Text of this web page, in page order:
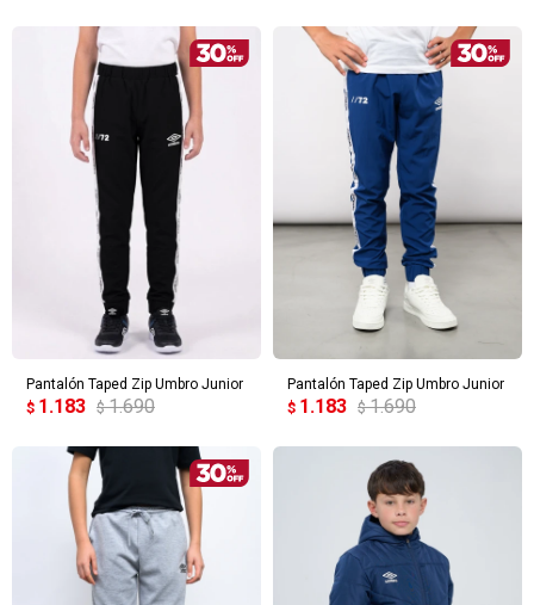
Pantalón Taped Zip Umbro Junior
$ 1.183 $ 1.690
Pantalón Taped Zip Umbro Junior
$ 1.183 $ 1.690